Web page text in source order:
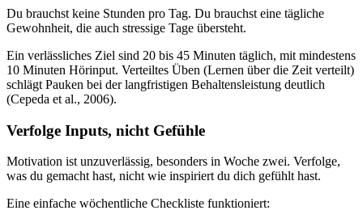
Du brauchst keine Stunden pro Tag. Du brauchst eine tägliche
Gewohnheit, die auch stressige Tage übersteht.
Ein verlässliches Ziel sind 20 bis 45 Minuten täglich, mit mindestens
10 Minuten Hörinput. Verteiltes Üben (Lernen über die Zeit verteilt)
schlägt Pauken bei der langfristigen Behaltensleistung deutlich
(Cepeda et al., 2006).
Verfolge Inputs, nicht Gefühle
Motivation ist unzuverlässig, besonders in Woche zwei. Verfolge,
was du gemacht hast, nicht wie inspiriert du dich gefühlt hast.
Eine einfache wöchentliche Checkliste funktioniert: